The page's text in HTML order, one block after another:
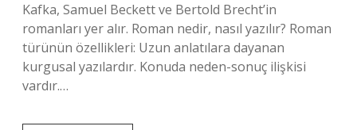
Kafka, Samuel Beckett ve Bertold Brecht’in
romanları yer alır. Roman nedir, nasıl yazılır? Roman
türünün özellikleri: Uzun anlatılara dayanan
kurgusal yazılardır. Konuda neden-sonuç ilişkisi
vardır.…